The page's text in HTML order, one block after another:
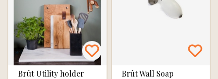
Brût Utility holder
Brût Wall Soap